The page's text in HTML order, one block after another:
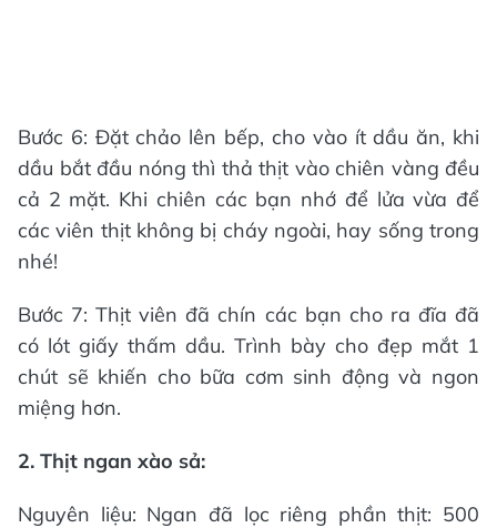
Bước 6: Đặt chảo lên bếp, cho vào ít dầu ăn, khi
dầu bắt đầu nóng thì thả thịt vào chiên vàng đều
cả 2 mặt. Khi chiên các bạn nhớ để lửa vừa để
các viên thịt không bị cháy ngoài, hay sống trong
nhé!
Bước 7: Thịt viên đã chín các bạn cho ra đĩa đã
có lót giấy thấm dầu. Trình bày cho đẹp mắt 1
chút sẽ khiến cho bữa cơm sinh động và ngon
miệng hơn.
2. Thịt ngan xào sả:
Nguyên liệu: Ngan đã lọc riêng phần thịt: 500